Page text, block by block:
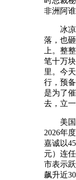
非洲阿
冰凉
落，也
上。整
笔十万
里。今
行，预
是为了
去，立一
美国财
2026年
嘉诚以
元）连
市表示
飙升近